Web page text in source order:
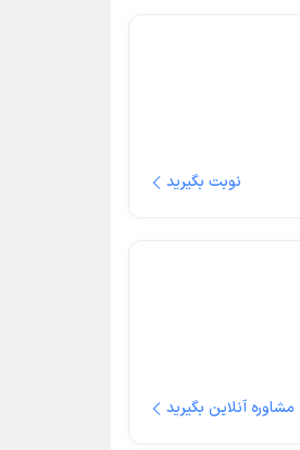
نوبت بگیرید
مشاوره آنلاین بگیرید